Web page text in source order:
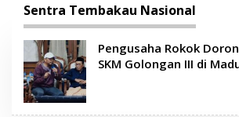
Sentra Tembakau Nasional
Pengusaha Rokok
SKM Golongan III di